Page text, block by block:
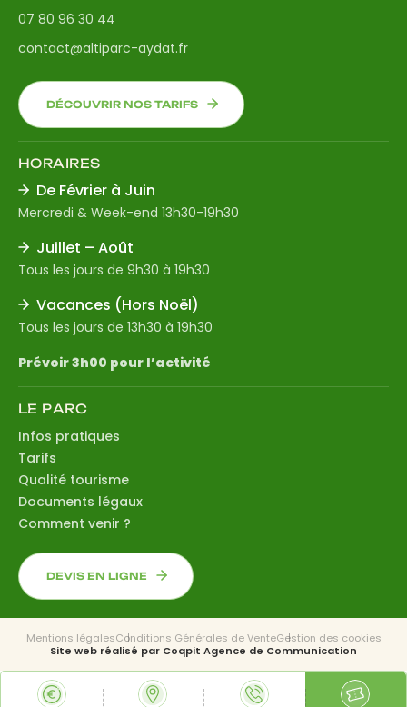
07 80 96 30 44
contact@altiparc-aydat.fr
DÉCOUVRIR NOS TARIFS
HORAIRES
De Février à Juin
Mercredi & Week-end 13h30-19h30
Juillet – Août
Tous les jours de 9h30 à 19h30
Vacances (Hors Noël)
Tous les jours de 13h30 à 19h30
Prévoir 3h00 pour l’activité
LE PARC
Infos pratiques
Tarifs
Qualité tourisme
Documents légaux
Comment venir ?
DEVIS EN LIGNE
Mentions légalesConditions Générales de VenteGestion des cookies
Site web réalisé par Coqpit Agence de Communication